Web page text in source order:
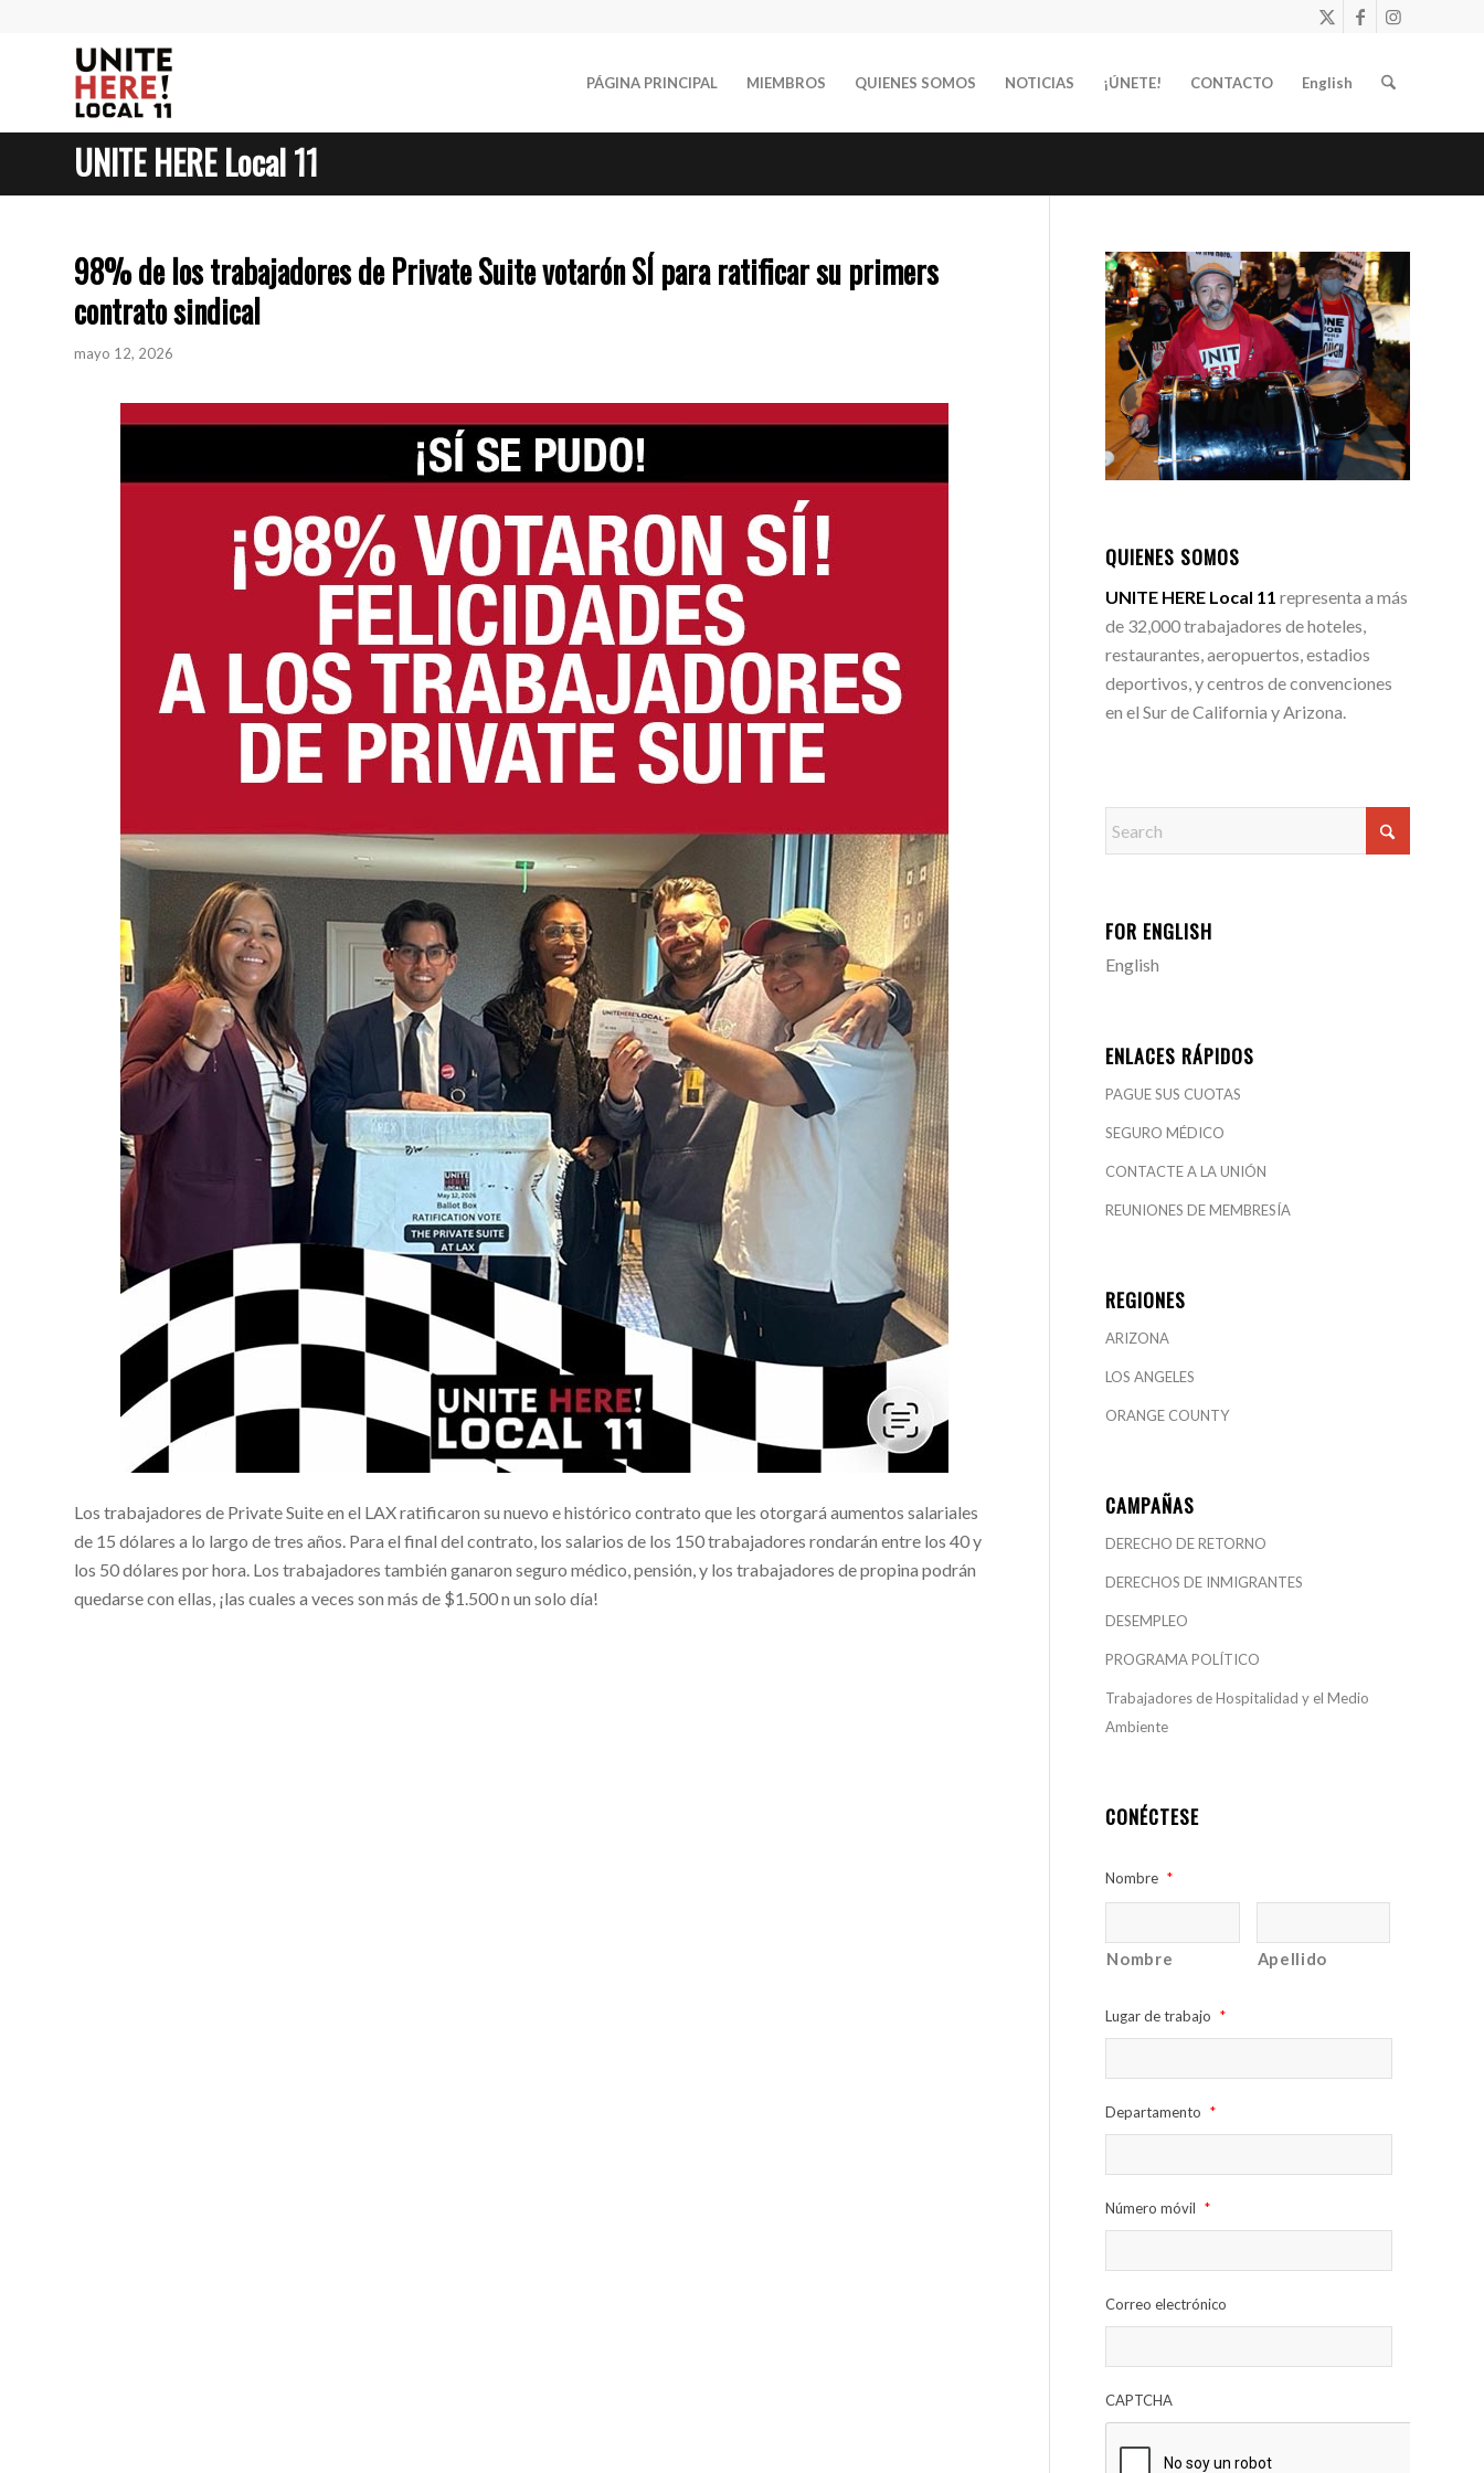
PÁGINA PRINCIPAL MIEMBROS QUIENES SOMOS NOTICIAS ¡ÚNETE! CONTACTO English
UNITE HERE Local 11
98% de los trabajadores de Private Suite votarón SÍ para ratificar su primers
contrato sindical
mayo 12, 2026
Los trabajadores de Private Suite en el LAX ratificaron su nuevo e histórico contrato que les otorgará aumentos salariales
de 15 dólares a lo largo de tres años. Para el final del contrato, los salarios de los 150 trabajadores rondarán entre los 40 y
los 50 dólares por hora. Los trabajadores también ganaron seguro médico, pensión, y los trabajadores de propina podrán
quedarse con ellas, ¡las cuales a veces son más de $1.500 n un solo día!
QUIENES SOMOS
UNITE HERE Local 11 representa a más
de 32,000 trabajadores de hoteles,
restaurantes, aeropuertos, estadios
deportivos, y centros de convenciones
en el Sur de California y Arizona.
FOR ENGLISH
English
ENLACES RÁPIDOS
PAGUE SUS CUOTAS
SEGURO MÉDICO
CONTACTE A LA UNIÓN
REUNIONES DE MEMBRESÍA
REGIONES
ARIZONA
LOS ANGELES
ORANGE COUNTY
CAMPAÑAS
DERECHO DE RETORNO
DERECHOS DE INMIGRANTES
DESEMPLEO
PROGRAMA POLÍTICO
Trabajadores de Hospitalidad y el Medio
Ambiente
CONÉCTESE
Nombre *
Nombre Apellido
Lugar de trabajo *
Departamento *
Número móvil *
Correo electrónico
CAPTCHA